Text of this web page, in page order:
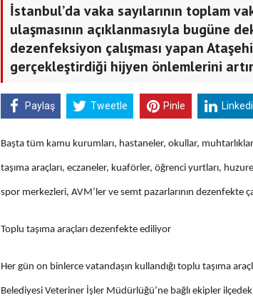
İstanbul’da vaka sayılarının toplam
ulaşmasının açıklanmasıyla bugüne
dezenfeksiyon çalışması yapan
gerçekleştirdiği hijyen önlemlerini
Paylaş Tweetle Pinle
Başta tüm kamu kurumları, hastaneler, okullar,
taşıma araçları, eczaneler, kuaförler, öğrenci yurtları,
spor merkezleri, AVM’ler ve semt pazarlarının dezenfekte
Toplu taşıma araçları dezenfekte ediliyor
Her gün on binlerce vatandaşın kullandığı toplu taşıma
Belediyesi Veteriner İşler Müdürlüğü’ne bağlı ekipler